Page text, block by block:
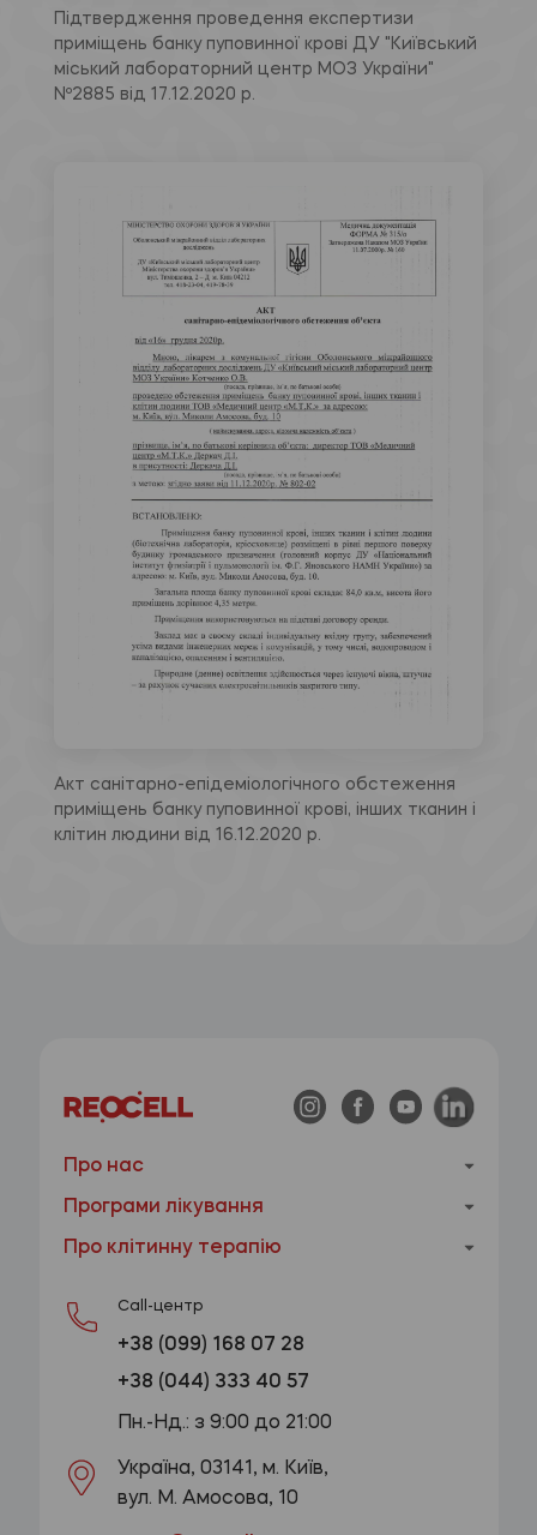
Підтвердження проведення експертизи
приміщень банку пуповинної крові ДУ "Київський
міський лабораторний центр МОЗ України"
Nº2885 від 17.12.2020 р.
Акт санітарно-епідеміологічного обстеження
приміщень банку пуповинної крові, інших тканин і
клітин людини від 16.12.2020 р.
Про нас
Програми лікування
Про клітинну терапію
Call-центр
+38 (099) 168 07 28
+38 (044) 333 40 57
Пн.-Нд.: з 9:00 до 21:00
Україна, 03141, м. Київ,
вул. М. Амосова, 10